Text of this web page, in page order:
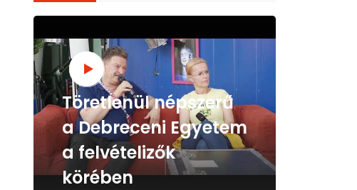
Töretlenül népszerű
a Debreceni Egyetem
a felvételizők
körében